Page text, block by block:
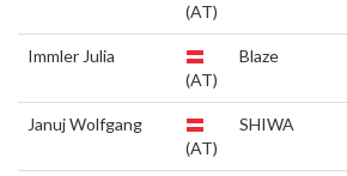
(AT)
Immler Julia
(AT)
Blaze
Januj Wolfgang
(AT)
SHIWA